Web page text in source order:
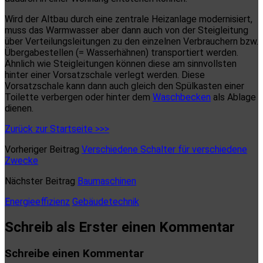
Wird der Altbau durch eine zentrale Heizanlage modernisiert,
muss das Warmwasser aber dann auch von der Steigleitung
über Verteilungsleitungen zu den einzelnen Verbrauchern bzw.
Übergabestellen (= Wasserhähnen) transportiert werden.
Ähnlich wie Steigleitungen können diese am sinnvollsten
hinter einer Vorsatzschale verlegt werden. Diese
Vorsatzschale kann dann auch gleich den Spülkasten einer
Toilette verbergen oder hinter dem Waschbecken als Ablage
dienen.
Zurück zur Startseite >>>
Vorheriger Beitrag Verschiedene Schalter für verschiedene
Zwecke
Nächster Beitrag Baumaschinen
Energieeffizienz Gebäudetechnik
Schreib als Erster einen Kommentar
Schreibe einen Kommentar